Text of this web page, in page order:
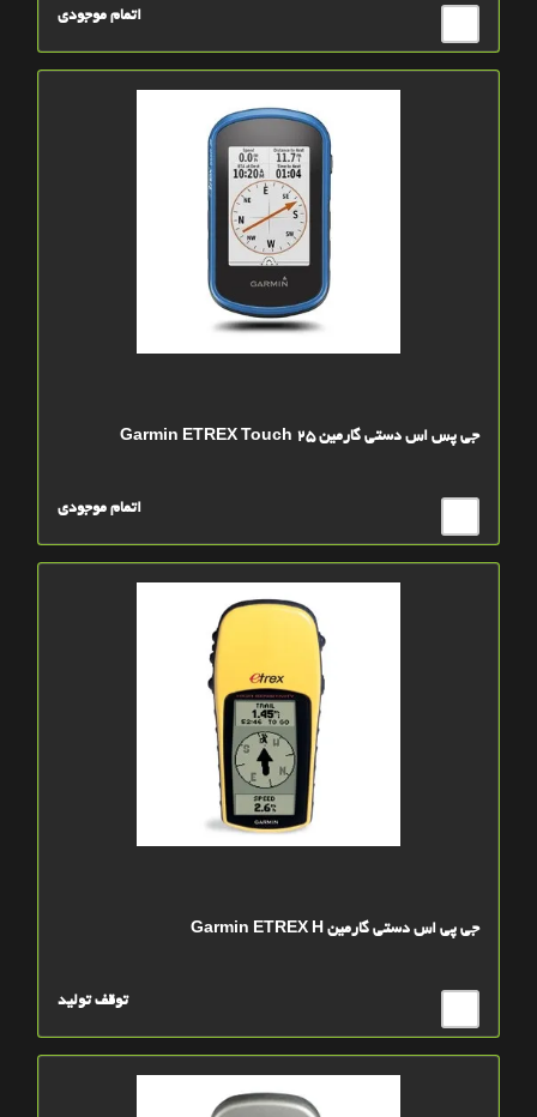
اتمام موجودی
جی پس اس دستی گارمین Garmin ETREX Touch 25
اتمام موجودی
جی پی اس دستی گارمین Garmin ETREX H
توقف تولید